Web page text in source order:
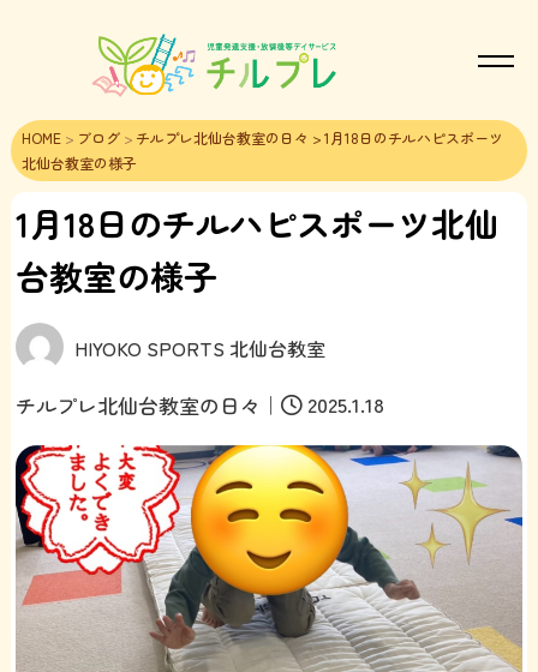
HOME> ブログ> チルプレ北仙台教室の日々 > 1月18日のチルハピスポーツ
北仙台教室の様子
1月18日のチルハピスポーツ北仙
台教室の様子
HIYOKO SPORTS 北仙台教室
チルプレ北仙台教室の日々 ｜ 2025.1.18